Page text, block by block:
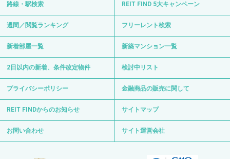
路線・駅検索 REIT FIND 5大キャンペーン
週間／閲覧ランキング フリーレント検索
新着部屋一覧 新築マンション一覧
2日以内の新着、条件改定物件 検討中リスト
プライバシーポリシー 金融商品の販売に関して
REIT FINDからのお知らせ サイトマップ
お問い合わせ サイト運営会社